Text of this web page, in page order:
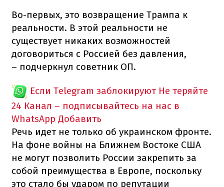
Во-первых, это возвращение Трампа к
реальности. В этой реальности не
существует никаких возможностей
договориться с Россией без давления,
– подчеркнул советник ОП.
Если Telegram заблокируют Не теряйте
24 Канал – подписывайтесь на нас в
WhatsApp Добавить
Речь идет не только об украинском фронте.
На фоне войны на Ближнем Востоке США
не могут позволить России закрепить за
собой преимущества в Европе, поскольку
это стало бы ударом по репутации